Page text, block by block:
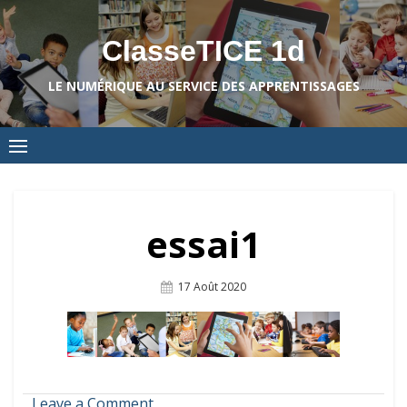
Skip
to
content
ClasseTICE 1d
LE NUMÉRIQUE AU SERVICE DES APPRENTISSAGES
essai1
Posted
17 Août 2020
on